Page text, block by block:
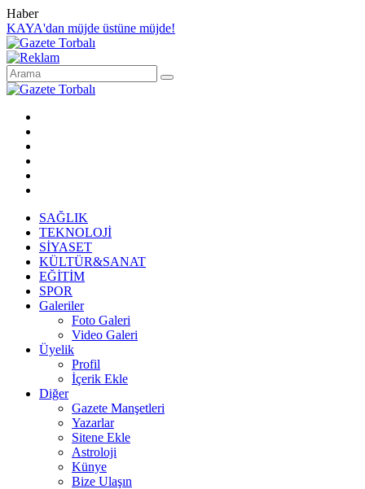
Haber
KAYA'dan müjde üstüne müjde!
SAĞLIK
TEKNOLOJİ
SİYASET
KÜLTÜR&SANAT
EĞİTİM
SPOR
Galeriler
Foto Galeri
Video Galeri
Üyelik
Profil
İçerik Ekle
Diğer
Gazete Manşetleri
Yazarlar
Sitene Ekle
Astroloji
Künye
Bize Ulaşın